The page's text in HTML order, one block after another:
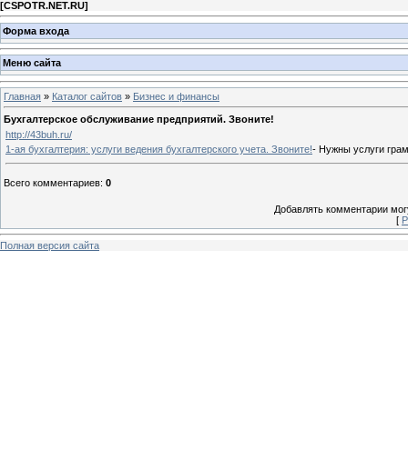
[CSPOTR.NET.RU]
Форма входа
Меню сайта
Главная » Каталог сайтов » Бизнес и финансы
Бухгалтерское обслуживание предприятий. Звоните!
http://43buh.ru/
1-ая бухгалтерия: услуги ведения бухгалтерского учета. Звоните!- Нужны услуги
Всего комментариев: 0
Добавлять комментарии
[
Полная версия сайта